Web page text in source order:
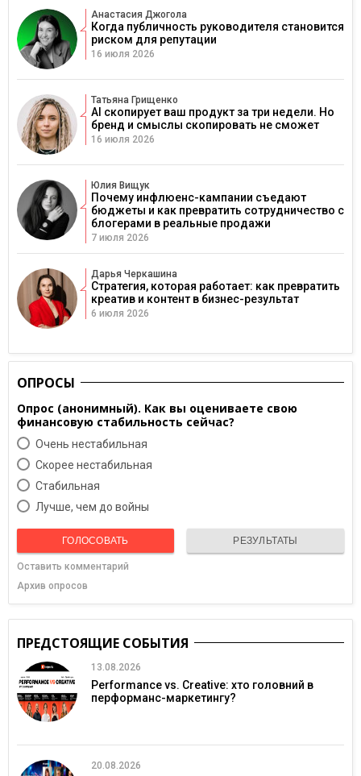
Анастасия Джогола
Когда публичность руководителя становится
риском для репутации
16 июля 2026
Татьяна Грищенко
AI скопирует ваш продукт за три недели. Но
бренд и смыслы скопировать не сможет
16 июля 2026
Юлия Вищук
Почему инфлюенс-кампании съедают
бюджеты и как превратить сотрудничество с
блогерами в реальные продажи
7 июля 2026
Дарья Черкашина
Стратегия, которая работает: как превратить
креатив и контент в бизнес-результат
6 июля 2026
ОПРОСЫ
Опрос (анонимный). Как вы оцениваете свою
финансовую стабильность сейчас?
Очень нестабильная
Скорее нестабильная
Cтабильная
Лучше, чем до войны
ГОЛОСОВАТЬ РЕЗУЛЬТАТЫ
Оставить комментарий
Архив опросов
ПРЕДСТОЯЩИЕ СОБЫТИЯ
13.08.2026
Performance vs. Creative: хто головний в
перформанс-маркетингу?
20.08.2026